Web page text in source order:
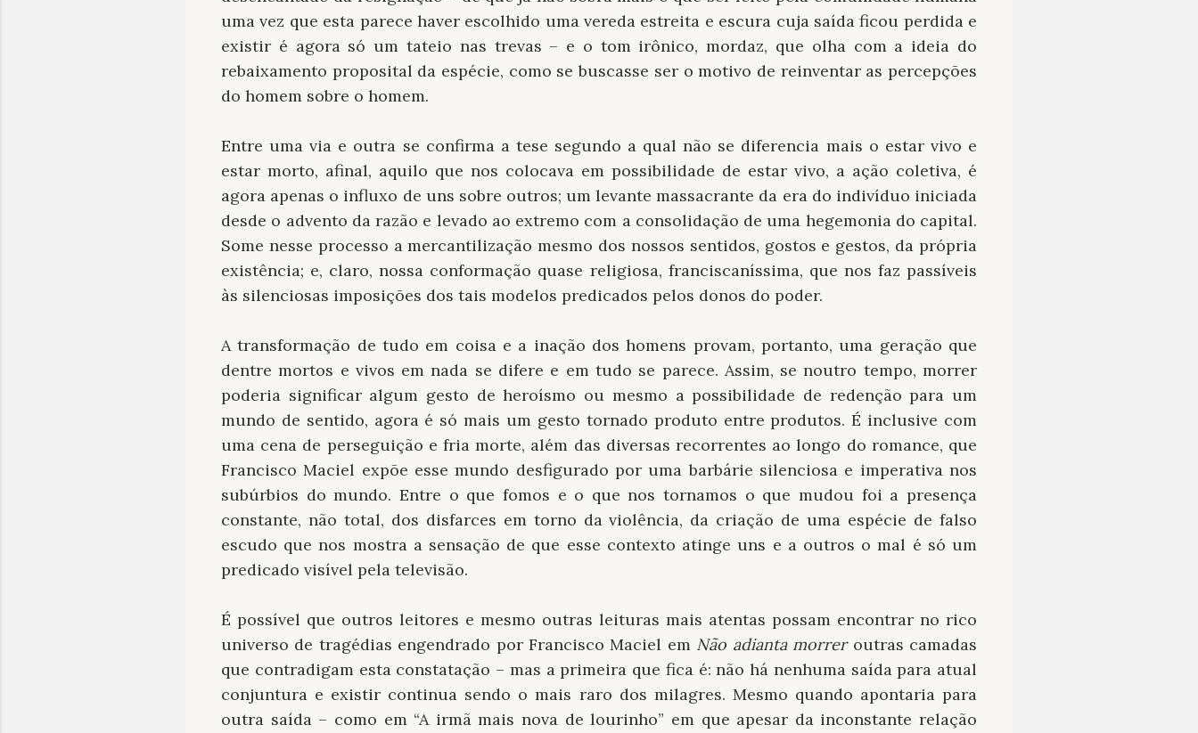
uma vez que esta parece haver escolhido uma vereda estreita e escura cuja saída ficou perdida e
existir é agora só um tateio nas trevas – e o tom irônico, mordaz, que olha com a ideia do
rebaixamento proposital da espécie, como se buscasse ser o motivo de reinventar as percepções
do homem sobre o homem.
Entre uma via e outra se confirma a tese segundo a qual não se diferencia mais o estar vivo e
estar morto, afinal, aquilo que nos colocava em possibilidade de estar vivo, a ação coletiva, é
agora apenas o influxo de uns sobre outros; um levante massacrante da era do indivíduo iniciada
desde o advento da razão e levado ao extremo com a consolidação de uma hegemonia do capital.
Some nesse processo a mercantilização mesmo dos nossos sentidos, gostos e gestos, da própria
existência; e, claro, nossa conformação quase religiosa, franciscaníssima, que nos faz passíveis
às silenciosas imposições dos tais modelos predicados pelos donos do poder.
A transformação de tudo em coisa e a inação dos homens provam, portanto, uma geração que
dentre mortos e vivos em nada se difere e em tudo se parece. Assim, se noutro tempo, morrer
poderia significar algum gesto de heroísmo ou mesmo a possibilidade de redenção para um
mundo de sentido, agora é só mais um gesto tornado produto entre produtos. É inclusive com
uma cena de perseguição e fria morte, além das diversas recorrentes ao longo do romance, que
Francisco Maciel expõe esse mundo desfigurado por uma barbárie silenciosa e imperativa nos
subúrbios do mundo. Entre o que fomos e o que nos tornamos o que mudou foi a presença
constante, não total, dos disfarces em torno da violência, da criação de uma espécie de falso
escudo que nos mostra a sensação de que esse contexto atinge uns e a outros o mal é só um
predicado visível pela televisão.
É possível que outros leitores e mesmo outras leituras mais atentas possam encontrar no rico
universo de tragédias engendrado por Francisco Maciel em Não adianta morreroutras camadas
que contradigam esta constatação – mas a primeira que fica é: não há nenhuma saída para atual
conjuntura e existir continua sendo o mais raro dos milagres. Mesmo quando apontaria para
outra saída – como em “A irmã mais nova de lourinho” em que apesar da inconstante relação